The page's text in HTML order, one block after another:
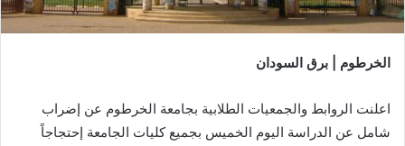
الخرطوم | برق السودان
اعلنت الروابط والجمعيات الطلابية بجامعة الخرطوم عن إضراب
شامل عن الدراسة اليوم الخميس بجميع كليات الجامعة إحتجاجاً